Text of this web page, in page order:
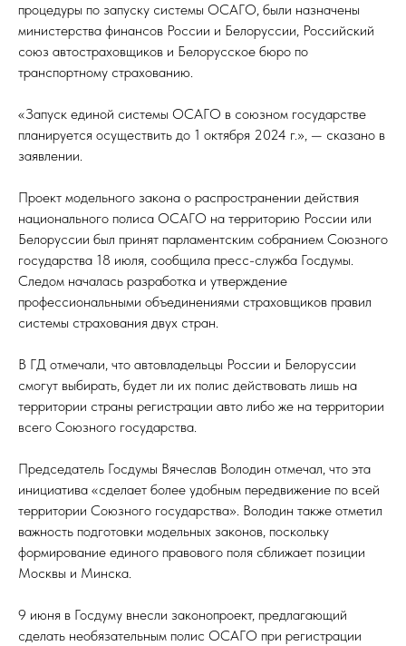
процедуры по запуску системы ОСАГО, были назначены
министерства финансов России и Белоруссии, Российский
союз автостраховщиков и Белорусское бюро по
транспортному страхованию.
«Запуск единой системы ОСАГО в союзном государстве
планируется осуществить до 1 октября 2024 г.», — сказано в
заявлении.
Проект модельного закона о распространении действия
национального полиса ОСАГО на территорию России или
Белоруссии был принят парламентским собранием Союзного
государства 18 июля, сообщила пресс-служба Госдумы.
Следом началась разработка и утверждение
профессиональными объединениями страховщиков правил
системы страхования двух стран.
В ГД отмечали, что автовладельцы России и Белоруссии
смогут выбирать, будет ли их полис действовать лишь на
территории страны регистрации авто либо же на территории
всего Союзного государства.
Председатель Госдумы Вячеслав Володин отмечал, что эта
инициатива «сделает более удобным передвижение по всей
территории Союзного государства». Володин также отметил
важность подготовки модельных законов, поскольку
формирование единого правового поля сближает позиции
Москвы и Минска.
9 июня в Госдуму внесли законопроект, предлагающий
сделать необязательным полис ОСАГО при регистрации